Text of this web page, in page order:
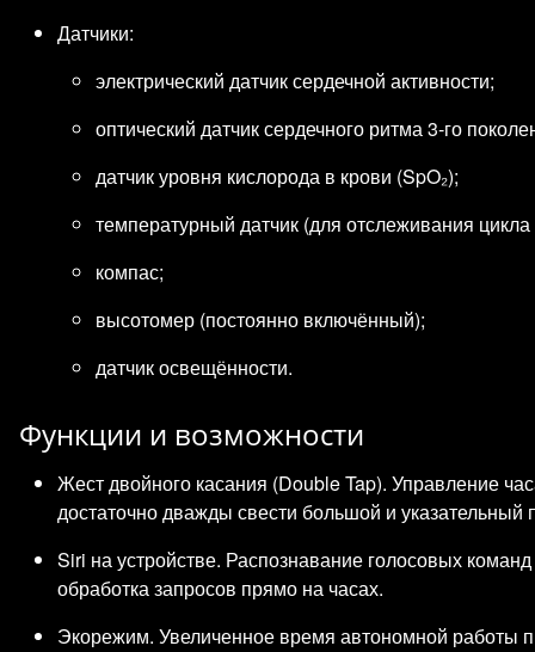
Датчики:
электрический датчик сердечной активности;
оптический датчик сердечного ритма 3‑го
датчик уровня кислорода в крови (SpO₂);
температурный датчик (для отслеживания
компас;
высотомер (постоянно включённый);
датчик освещённости.
Функции и возможности
Жест двойного касания (Double Tap). Управление
достаточно дважды свести большой и указательный
Siri на устройстве. Распознавание голосовых
обработка запросов прямо на часах.
Экорежим. Увеличенное время автономной работы